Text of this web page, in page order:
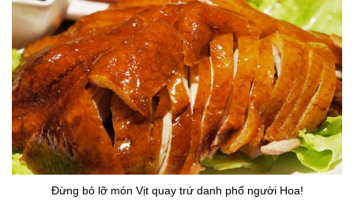
Đừng bỏ lỡ món Vịt quay trứ danh phố người Hoa!